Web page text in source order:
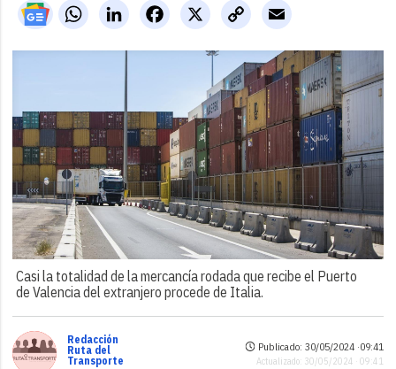
WhatsAppLinkedIn X
Facebook
Copy
Link
Email
Casi la totalidad de la mercancía rodada que recibe el Puerto
de Valencia del extranjero procede de Italia.
Redacción
Ruta del
Transporte
Publicado: 30/05/2024 ·09:41
Actualizado: 30/05/2024 · 09:41